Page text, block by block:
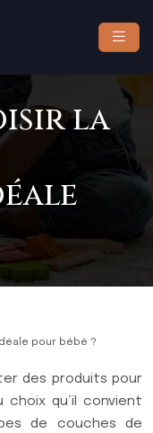
la
pour bébé ?
des produits pour
qu’il convient
de couches de